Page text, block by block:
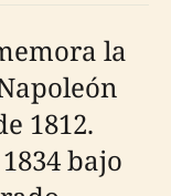
la
1812.
bajo